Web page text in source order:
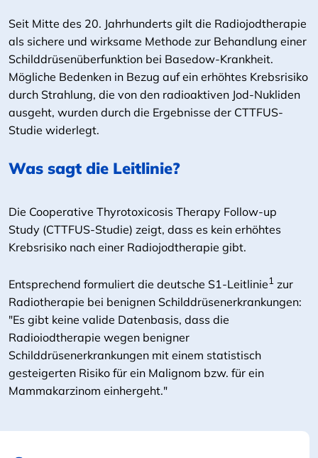
Seit Mitte des 20. Jahrhunderts gilt die Radiojodtherapie
als sichere und wirksame Methode zur Behandlung einer
Schilddrüsenüberfunktion bei Basedow-Krankheit.
Mögliche Bedenken in Bezug auf ein erhöhtes Krebsrisiko
durch Strahlung, die von den radioaktiven Jod-Nukliden
ausgeht, wurden durch die Ergebnisse der CTTFUS-
Studie widerlegt.
Was sagt die Leitlinie?
Die Cooperative Thyrotoxicosis Therapy Follow-up
Study (CTTFUS-Studie) zeigt, dass es kein erhöhtes
Krebsrisiko nach einer Radiojodtherapie gibt.
Entsprechend formuliert die deutsche S1-Leitlinie1 zur
Radiotherapie bei benignen Schilddrüsenerkrankungen:
"Es gibt keine valide Datenbasis, dass die
Radioiodtherapie wegen benigner
Schilddrüsenerkrankungen mit einem statistisch
gesteigerten Risiko für ein Malignom bzw. für ein
Mammakarzinom einhergeht."